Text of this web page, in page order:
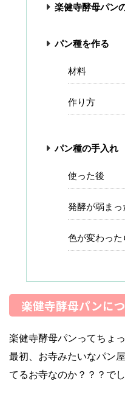
楽健寺酵母パン
パン種を作る
材料
作り方
パン種の手入れ
使った後
発酵が弱まっ
色が変わった
楽健寺酵母パンに
楽健寺酵母パンってちょ
最初、お寺みたいなパン
てるお寺なのか？？？でし